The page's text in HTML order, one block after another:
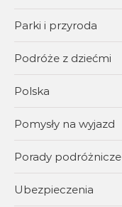
Parki i przyroda
Podróże z dziećmi
Polska
Pomysły na wyjazd
Porady podróżnicze
Ubezpieczenia